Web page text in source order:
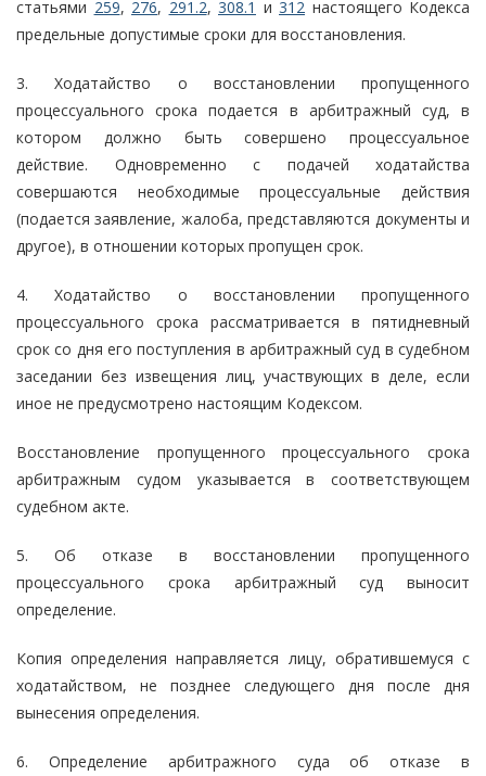
статьями 259, 276, 291.2, 308.1 и 312 настоящего Кодекса
предельные допустимые сроки для восстановления.
3. Ходатайство о восстановлении пропущенного
процессуального срока подается в арбитражный суд, в
котором должно быть совершено процессуальное
действие. Одновременно с подачей ходатайства
совершаются необходимые процессуальные действия
(подается заявление, жалоба, представляются документы и
другое), в отношении которых пропущен срок.
4. Ходатайство о восстановлении пропущенного
процессуального срока рассматривается в пятидневный
срок со дня его поступления в арбитражный суд в судебном
заседании без извещения лиц, участвующих в деле, если
иное не предусмотрено настоящим Кодексом.
Восстановление пропущенного процессуального срока
арбитражным судом указывается в соответствующем
судебном акте.
5. Об отказе в восстановлении пропущенного
процессуального срока арбитражный суд выносит
определение.
Копия определения направляется лицу, обратившемуся с
ходатайством, не позднее следующего дня после дня
вынесения определения.
6. Определение арбитражного суда об отказе в